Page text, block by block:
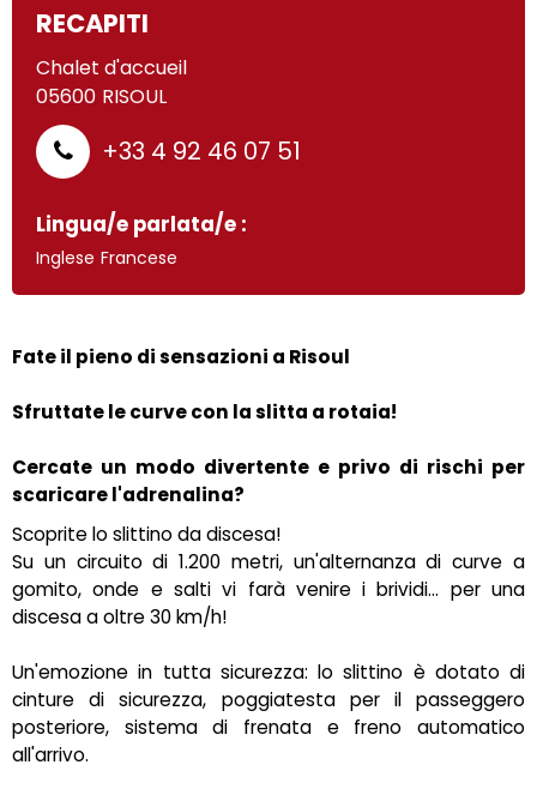
RECAPITI
Chalet d'accueil
05600 RISOUL
+33 4 92 46 07 51
Lingua/e parlata/e :
Inglese Francese
Fate il pieno di sensazioni a Risoul
Sfruttate le curve con la slitta a rotaia!
Cercate un modo divertente e privo di rischi per
scaricare l'adrenalina?
Scoprite lo slittino da discesa!
Su un circuito di 1.200 metri, un'alternanza di curve a
gomito, onde e salti vi farà venire i brividi... per una
discesa a oltre 30 km/h!
Un'emozione in tutta sicurezza: lo slittino è dotato di
cinture di sicurezza, poggiatesta per il passeggero
posteriore, sistema di frenata e freno automatico
all'arrivo.